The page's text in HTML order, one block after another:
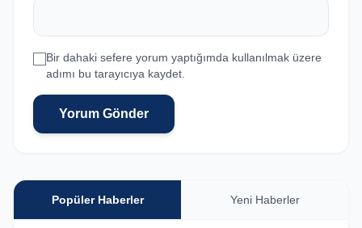
Bir dahaki sefere yorum yaptığımda kullanılmak üzere
adımı bu tarayıcıya kaydet.
Yorum Gönder
Popüler Haberler Yeni Haberler